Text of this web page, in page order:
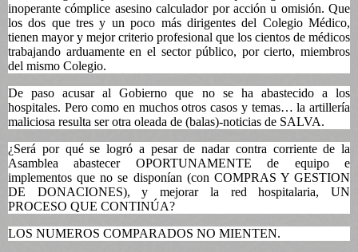
inoperante cómplice asesino calculador por acción u omisión. Que
los dos que tres y un poco más dirigentes del Colegio Médico,
tienen mayor y mejor criterio profesional que los cientos de médicos
trabajando arduamente en el sector público, por cierto, miembros
del mismo Colegio.
De paso acusar al Gobierno que no se ha abastecido a los
hospitales. Pero como en muchos otros casos y temas… la artillería
maliciosa resulta ser otra oleada de (balas)-noticias de SALVA.
¿Será por qué se logró a pesar de nadar contra corriente de la
Asamblea abastecer OPORTUNAMENTE de equipo e
implementos que no se disponían (con COMPRAS Y GESTION
DE DONACIONES), y mejorar la red hospitalaria, UN
PROCESO QUE CONTINÚA?
LOS NUMEROS COMPARADOS NO MIENTEN.